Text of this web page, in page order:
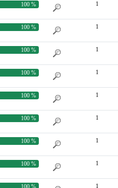
100 % 1
100 % 1
100 % 1
100 % 1
100 % 1
100 % 1
100 % 1
100 % 1
100 % 1